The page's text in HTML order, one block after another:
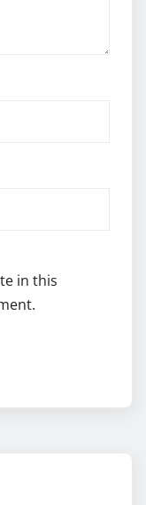
in this